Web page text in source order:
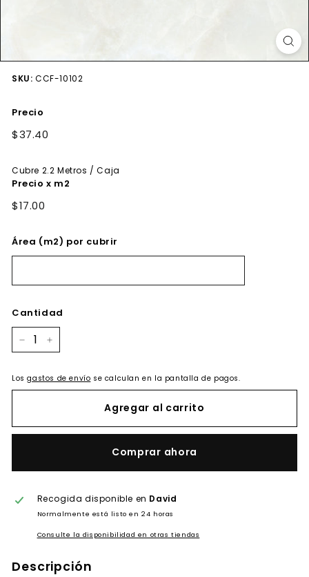
SKU: CCF-10102
Precio
Precio
$37.40
Cubre 2.2 Metros / Caja
Precio x m2
$17.00
Área (m2) por cubrir
Cantidad
Losgastos de envío se calculan en la pantalla de pagos.
Agregar al carrito
Comprar ahora
Recogida disponible en David
Normalmente está listo en 24 horas
Consulte la disponibilidad en otras tiendas
Descripción